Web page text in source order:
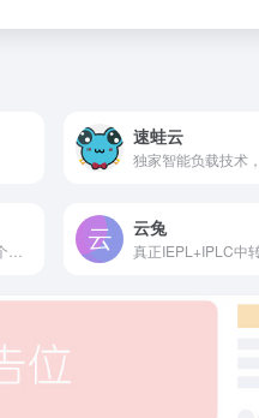
速蛙云
云兔